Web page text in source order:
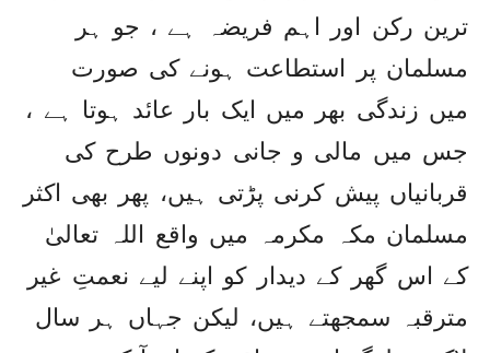
ترین رکن اور اہم فریضہ ہے ، جو ہر
مسلمان پر استطاعت ہونے کی صورت
میں زندگی بھر میں ایک بار عائد ہوتا ہے ،
جس میں مالی و جانی دونوں طرح کی
قربانیاں پیش کرنی پڑتی ہیں، پھر بھی اکثر
مسلمان مکہ مکرمہ میں واقع اللہ تعالیٰ
کے اس گھر کے دیدار کو اپنے لیے نعمتِ غیر
مترقبہ سمجھتے ہیں، لیکن جہاں ہر سال